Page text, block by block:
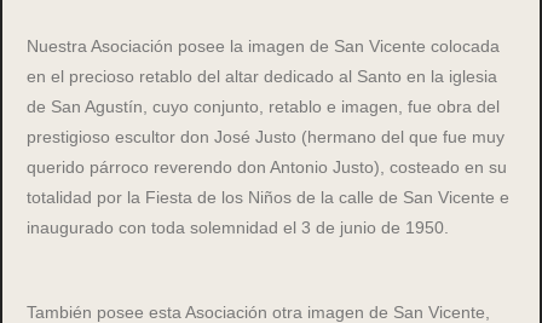
Nuestra Asociación posee la imagen de San Vicente colocada
en el precioso retablo del altar dedicado al Santo en la iglesia
de San Agustín, cuyo conjunto, retablo e imagen, fue obra del
prestigioso escultor don José Justo (hermano del que fue muy
querido párroco reverendo don Antonio Justo), costeado en su
totalidad por la Fiesta de los Niños de la calle de San Vicente e
inaugurado con toda solemnidad el 3 de junio de 1950.
También posee esta Asociación otra imagen de San Vicente,